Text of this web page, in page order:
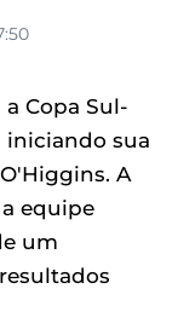
Copa Sul-
iniciando sua
A
equipe
um